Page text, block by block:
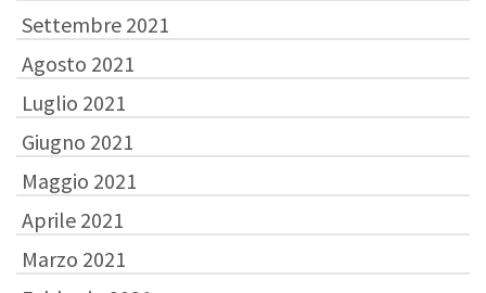
Settembre 2021
Agosto 2021
Luglio 2021
Giugno 2021
Maggio 2021
Aprile 2021
Marzo 2021